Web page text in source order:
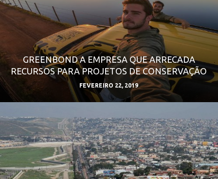
GREENBOND A EMPRESA QUE ARRECADA
RECURSOS PARA PROJETOS DE CONSERVAÇÃO
FEVEREIRO 22, 2019